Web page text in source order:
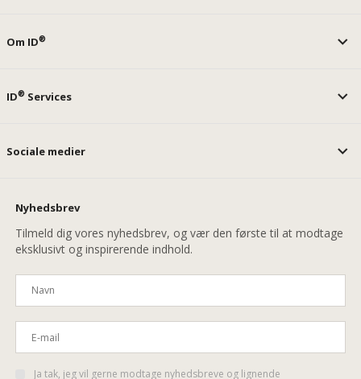
Om ID®
ID® Services
Sociale medier
Nyhedsbrev
Tilmeld dig vores nyhedsbrev, og vær den første til at modtage
eksklusivt og inspirerende indhold.
Ja tak, jeg vil gerne modtage nyhedsbreve og lignende